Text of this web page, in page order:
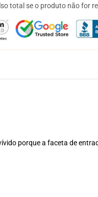
total se o produto não for
porque a faceta de